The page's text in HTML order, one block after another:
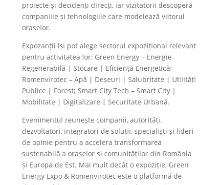
proiecte și decidenți direcți, iar vizitatorii descoperă
companiile și tehnologiile care modelează viitorul
orașelor.
Expozanții își pot alege sectorul expozițional relevant
pentru activitatea lor: Green Energy – Energie
Regenerabilă | Stocare | Eficiență Energetică;
Romenvirotec – Apă | Deșeuri | Salubritate | Utilități
Publice | Forest; Smart City Tech – Smart City |
Mobilitate | Digitalizare | Securitate Urbană.
Evenimentul reunește companii, autorități,
dezvoltatori, integratori de soluții, specialiști și lideri
de opinie pentru a accelera transformarea
sustenabilă a orașelor și comunităților din România
și Europa de Est. Mai mult decât o expoziție, Green
Energy Expo & Romenvirotec este o platformă de